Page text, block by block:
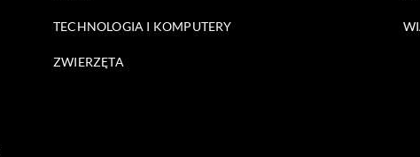
TECHNOLOGIA I KOMPUTERY
ZWIERZĘTA